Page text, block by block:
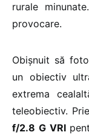
rurale
provocare.
Obișnuit să
un obiectiv
extrema
teleobiectiv.
f/2.8 G VRI